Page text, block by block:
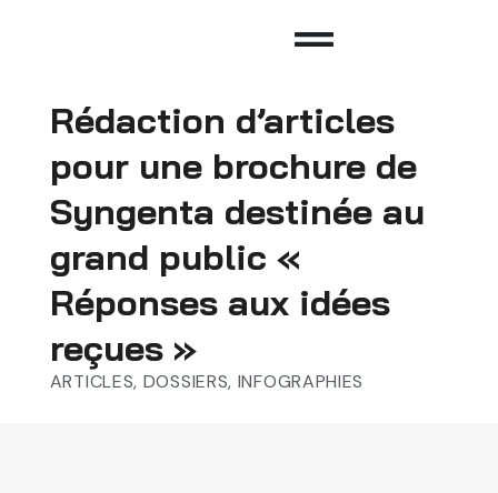
Rédaction d’articles
pour une brochure de
Syngenta destinée au
grand public «
Réponses aux idées
reçues »
ARTICLES, DOSSIERS, INFOGRAPHIES